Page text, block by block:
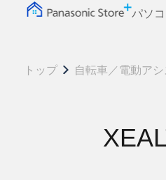
パソ
トップ 自転車／電動ア